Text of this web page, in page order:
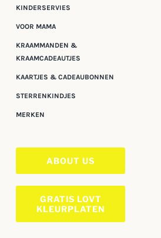
KINDERSERVIES
VOOR MAMA
KRAAMMANDEN &
KRAAMCADEAUTJES
KAARTJES & CADEAUBONNEN
STERRENKINDJES
MERKEN
ABOUT US
GRATIS LOVT
KLEURPLATEN